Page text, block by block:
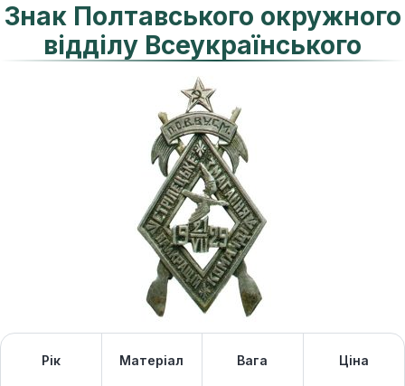
Знак Полтавського окружного
відділу Всеукраїнського
Рік Матеріал Вага Ціна